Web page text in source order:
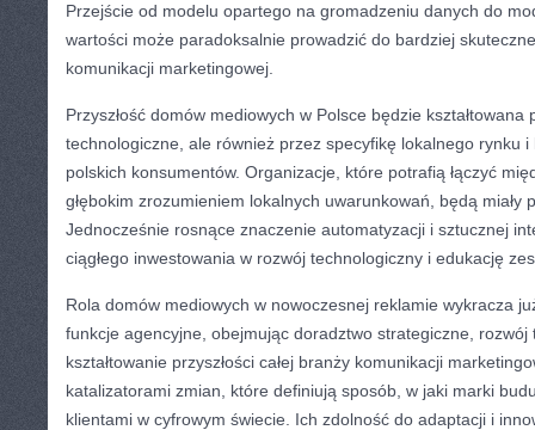
Przejście od modelu opartego na gromadzeniu danych do
wartości może paradoksalnie prowadzić do bardziej
komunikacji marketingowej.
Przyszłość domów mediowych w Polsce będzie
technologiczne, ale również przez specyfikę lokalnego rynku
polskich konsumentów. Organizacje, które potrafią łączyć
głębokim zrozumieniem lokalnych uwarunkowań, będą miały
Jednocześnie rosnące znaczenie automatyzacji i sztucznej
ciągłego inwestowania w rozwój technologiczny i edukację
Rola domów mediowych w nowoczesnej reklamie wykracza
funkcje agencyjne, obejmując doradztwo strategiczne, rozwój
kształtowanie przyszłości całej branży komunikacji
katalizatorami zmian, które definiują sposób, w jaki marki
klientami w cyfrowym świecie. Ich zdolność do adaptacji i